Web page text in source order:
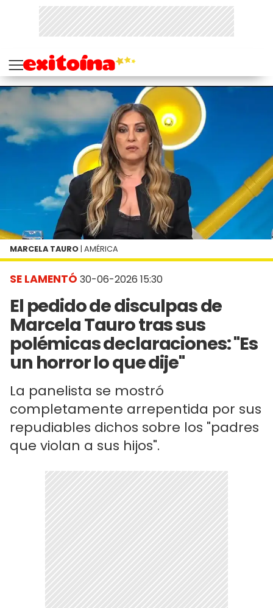
SE LAMENTÓ 30-06-2026 15:30
El pedido de disculpas de
Marcela Tauro tras sus
polémicas declaraciones: "Es
un horror lo que dije"
La panelista se mostró
completamente arrepentida por sus
repudiables dichos sobre los "padres
que violan a sus hijos".
MARCELA TAURO | AMÉRICA